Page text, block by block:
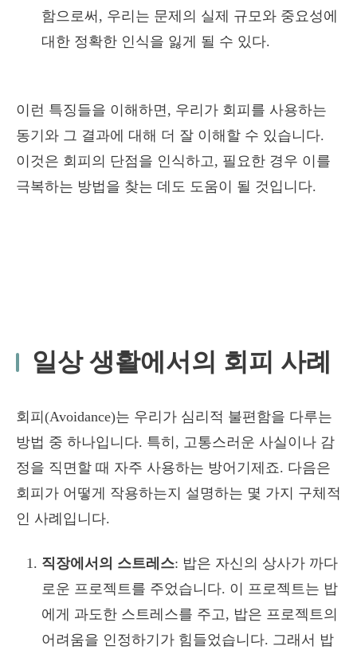
함으로써, 우리는 문제의 실제 규모와 중요성에
대한 정확한 인식을 잃게 될 수 있다.
이런 특징들을 이해하면, 우리가 회피를 사용하는
동기와 그 결과에 대해 더 잘 이해할 수 있습니다.
이것은 회피의 단점을 인식하고, 필요한 경우 이를
극복하는 방법을 찾는 데도 도움이 될 것입니다.
일상 생활에서의 회피 사례
회피(Avoidance)는 우리가 심리적 불편함을 다루는
방법 중 하나입니다. 특히, 고통스러운 사실이나 감
정을 직면할 때 자주 사용하는 방어기제죠. 다음은
회피가 어떻게 작용하는지 설명하는 몇 가지 구체적
인 사례입니다.
직장에서의 스트레스: 밥은 자신의 상사가 까다
로운 프로젝트를 주었습니다. 이 프로젝트는 밥
에게 과도한 스트레스를 주고, 밥은 프로젝트의
어려움을 인정하기가 힘들었습니다. 그래서 밥